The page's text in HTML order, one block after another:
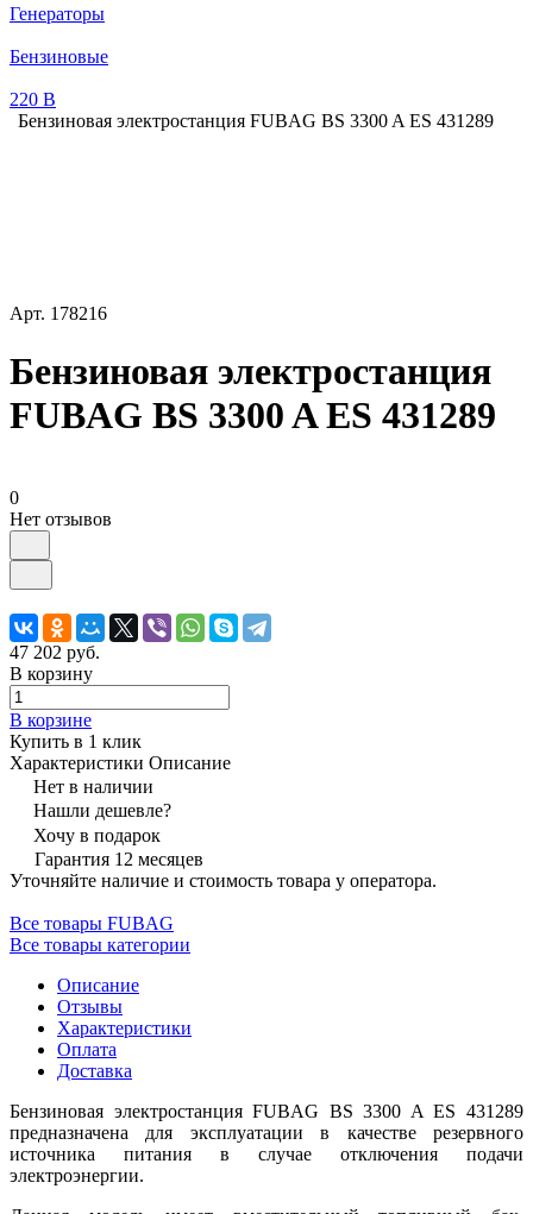
Генераторы
Бензиновые
220 В
Бензиновая электростанция FUBAG BS 3300 A ES 431289
Арт. 178216
Бензиновая электростанция
FUBAG BS 3300 A ES 431289
0
Нет отзывов
47 202 руб.
В корзину
В корзине
Купить в 1 клик
Характеристики Описание
Нет в наличии
Нашли дешевле?
Хочу в подарок
Гарантия 12 месяцев
Уточняйте наличие и стоимость товара у оператора.
Все товары FUBAG
Все товары категории
Описание
Отзывы
Характеристики
Оплата
Доставка
Бензиновая электростанция FUBAG BS 3300 A ES 431289
предназначена для эксплуатации в качестве резервного
источника питания в случае отключения подачи
электроэнергии.